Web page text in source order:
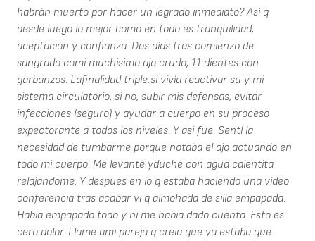
habrán muerto por hacer un legrado inmediato? Así q
desde luego lo mejor como en todo es tranquilidad,
aceptación y confianza. Dos días tras comienzo de
sangrado comi muchisimo ajo crudo, 11 dientes con
garbanzos. Lafinalidad triple:si vivía reactivar su y mi
sistema circulatorio, si no, subir mis defensas, evitar
infecciones (seguro) y ayudar a cuerpo en su proceso
expectorante a todos los niveles. Y asi fue. Sentí la
necesidad de tumbarme porque notaba el ajo actuando en
todo mi cuerpo. Me levanté yduche con agua calentita
relajandome. Y después en lo q estaba haciendo una video
conferencia tras acabar vi q almohada de silla empapada.
Habia empapado todo y ni me habia dado cuenta. Esto es
cero dolor. Llame ami pareja q creia que ya estaba que